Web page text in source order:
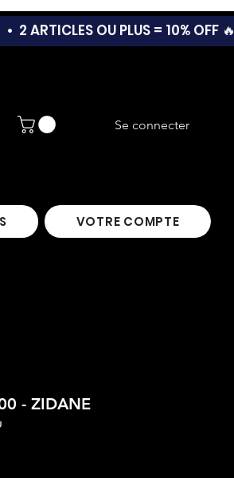
• 2 ARTICLES OU PLUS = 10% OFF 🔥
Se connecter
VOTRE COMPTE
- ZIDANE